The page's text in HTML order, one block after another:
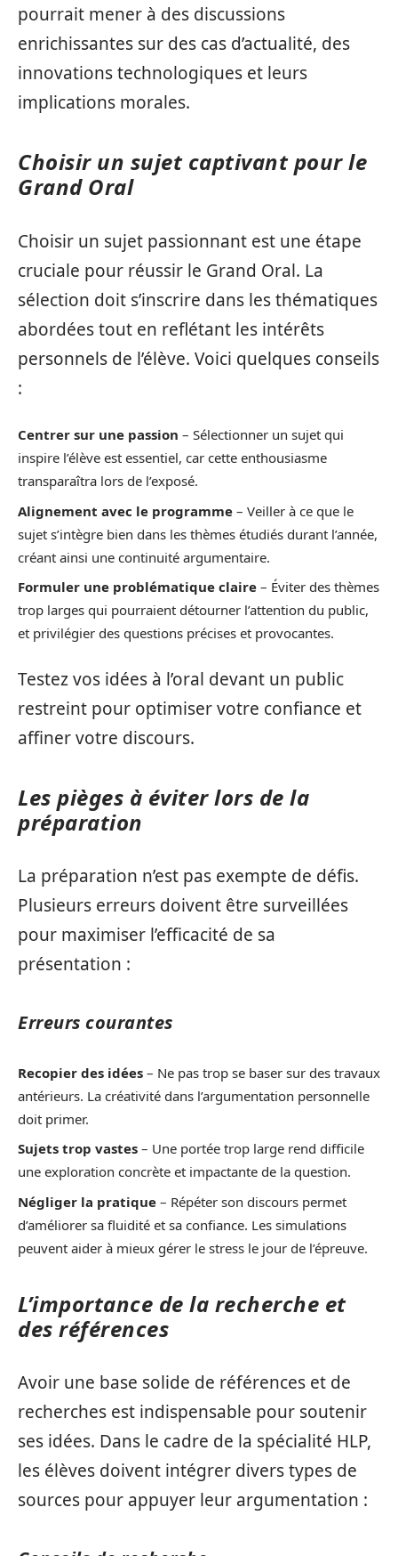
pourrait mener à des discussions
enrichissantes sur des cas d’actualité, des
innovations technologiques et leurs
implications morales.
Choisir un sujet captivant pour le
Grand Oral
Choisir un sujet passionnant est une étape
cruciale pour réussir le Grand Oral. La
sélection doit s’inscrire dans les thématiques
abordées tout en reflétant les intérêts
personnels de l’élève. Voici quelques conseils
:
Centrer sur une passion – Sélectionner un sujet qui
inspire l’élève est essentiel, car cette enthousiasme
transparaîtra lors de l’exposé.
Alignement avec le programme – Veiller à ce que le
sujet s’intègre bien dans les thèmes étudiés durant l’année,
créant ainsi une continuité argumentaire.
Formuler une problématique claire – Éviter des thèmes
trop larges qui pourraient détourner l’attention du public,
et privilégier des questions précises et provocantes.
Testez vos idées à l’oral devant un public
restreint pour optimiser votre confiance et
affiner votre discours.
Les pièges à éviter lors de la
préparation
La préparation n’est pas exempte de défis.
Plusieurs erreurs doivent être surveillées
pour maximiser l’efficacité de sa
présentation :
Erreurs courantes
Recopier des idées – Ne pas trop se baser sur des travaux
antérieurs. La créativité dans l’argumentation personnelle
doit primer.
Sujets trop vastes – Une portée trop large rend difficile
une exploration concrète et impactante de la question.
Négliger la pratique – Répéter son discours permet
d’améliorer sa fluidité et sa confiance. Les simulations
peuvent aider à mieux gérer le stress le jour de l’épreuve.
L’importance de la recherche et
des références
Avoir une base solide de références et de
recherches est indispensable pour soutenir
ses idées. Dans le cadre de la spécialité HLP,
les élèves doivent intégrer divers types de
sources pour appuyer leur argumentation :